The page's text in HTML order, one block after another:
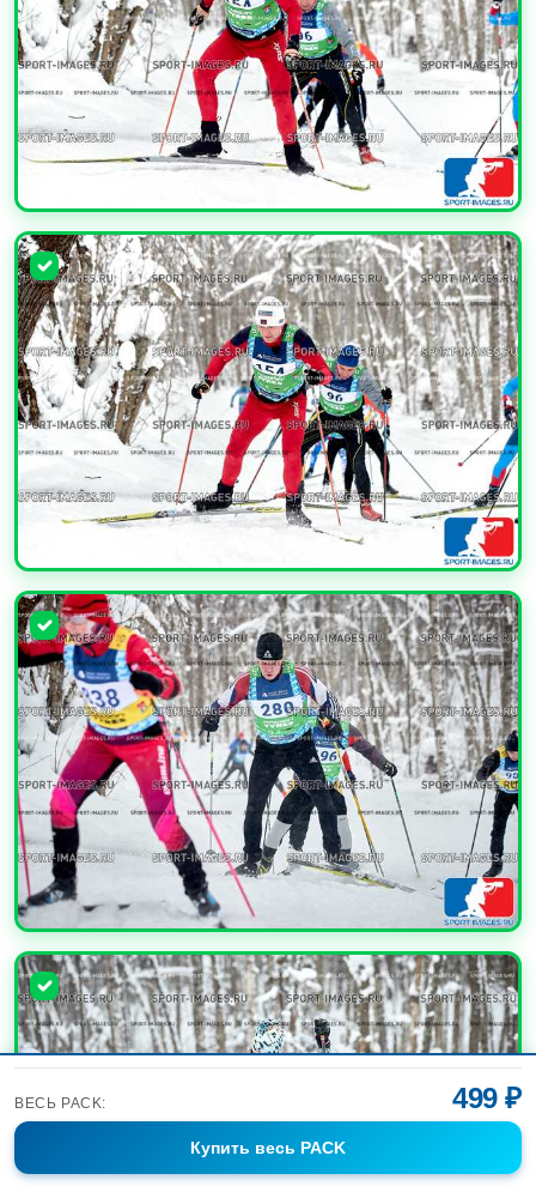
ВЕСЬ PACK: 499 ₽
Купить весь PACK
УВЕЛИЧИТЬ
УВЕЛИЧИТЬ
УВЕЛИЧИТЬ